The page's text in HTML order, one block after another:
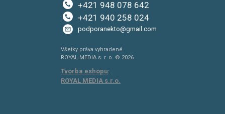
+421 948 078 642
+421 940 258 024
podporanekto@gmail.com
Všetky práva vyhradené.
ROYAL MEDIA s. r. o. © 2026
Tvorba eshopu:
ROYAL MEDIA s.r.o.